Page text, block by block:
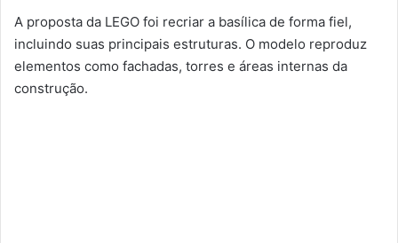
A proposta da LEGO foi recriar a basílica de forma fiel,
incluindo suas principais estruturas. O modelo reproduz
elementos como fachadas, torres e áreas internas da
construção.